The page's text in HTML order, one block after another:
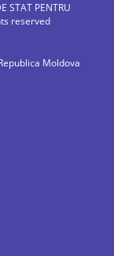
STAT PENTRU
reserved
Moldova